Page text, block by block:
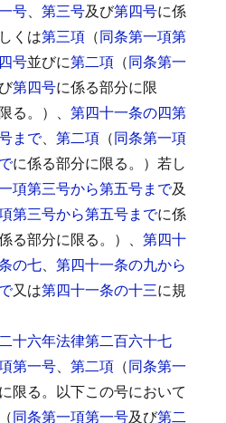
号、 第三号及び第四号に係
くは第三項 （同条第一項第
号並びに第二項 （同条第一
第四号に係る部分に限
る。）、 第四十一条の四第
まで、 第二項 （同条第一項
に係る部分に限る。）若し
項第三号から第五号まで及
第三号から第五号までに係
る部分に限る。）、 第四十
の七、 第四十一条の九から
又は第四十一条の十三に規
十六年法律第二百六十七
第一号、 第二項 （同条第一
限る。以下この号において
（同条第一項第一号及び第二